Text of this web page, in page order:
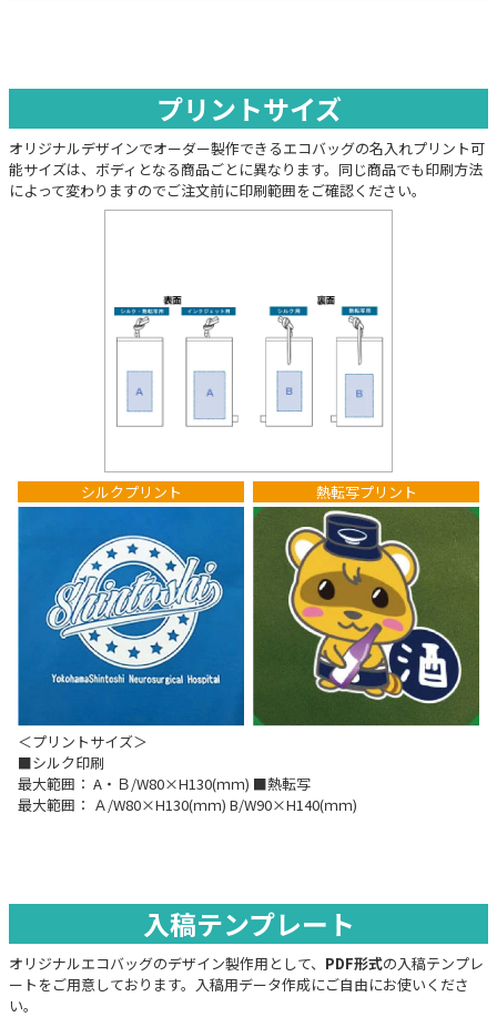
プリントサイズ
オリジナルデザインでオーダー製作できるエコバッグの名入れプリント可
能サイズは、ボディとなる商品ごとに異なります。同じ商品でも印刷方法
によって変わりますのでご注文前に印刷範囲をご確認ください。
シルクプリント 熱転写プリント
＜プリントサイズ＞
■シルク印刷
最大範囲： A・Ｂ/W80×H130(ｍｍ) ■熱転写
最大範囲： Ａ/W80×H130(ｍｍ) B/W90×H140(ｍｍ)
入稿テンプレート
オリジナルエコバッグのデザイン製作用として、 PDF形式の入稿テンプレ
ートをご用意しております。入稿用データ作成にご自由にお使いくださ
い。